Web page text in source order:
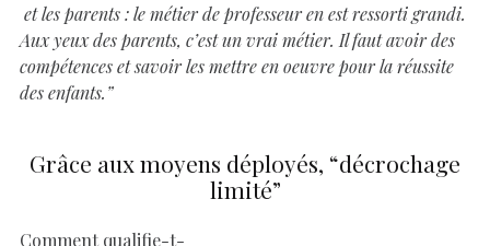
et les parents : le métier de professeur en est ressorti grandi.
Aux yeux des parents, c’est un vrai métier. Il faut avoir des
compétences et savoir les mettre en oeuvre pour la réussite
des enfants.”
Grâce aux moyens déployés, “décrochage
limité”
Comment qualifie-t-